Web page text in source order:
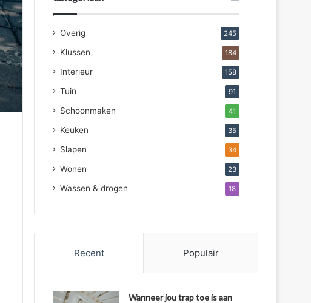
Overig 245
Klussen 184
Interieur 158
Tuin 91
Schoonmaken 41
Keuken 35
Slapen 34
Wonen 23
Wassen & drogen 18
Recent Populair
Wanneer jou trap toe is aan